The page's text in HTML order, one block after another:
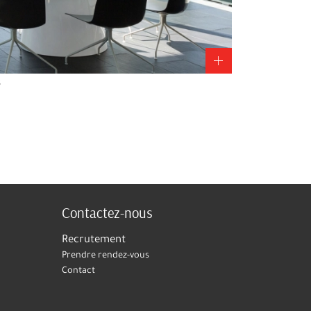
Contactez-nous
Recrutement
Prendre rendez-vous
Contact